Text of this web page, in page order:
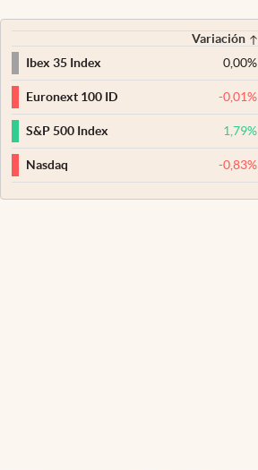
Variación
Ibex 35 Index
0,00%
Euronext 100 ID -0,01%
S&P 500 Index 1,79%
Nasdaq -0,83%